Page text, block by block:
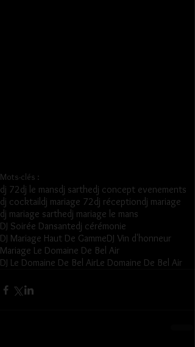
Mots-clés :
dj 72dj le mansdj sarthedj concept evenements
dj cocktail dj mariage 72dj réceptiondj mariage
dj mariage sarthedj mariage le mans
DJ Soirée Dansantedj cérémonie
DJ Mariage Haut De GammeDJ Vin d'honneur
Mariage Le Domaine De Bel Air
DJ Le Domaine De Bel AirLe Domaine De Bel Air